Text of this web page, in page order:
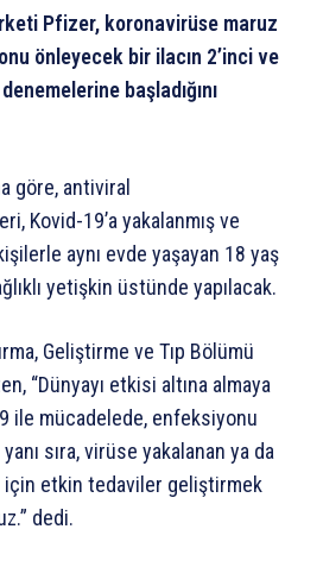
Pfizer, koronavirüse maruz
önleyecek bir ilacın 2’inci ve
başladığını
göre, antiviral
Kovid-19’a yakalanmış ve
aynı evde yaşayan 18 yaş
yetişkin üstünde yapılacak.
Geliştirme ve Tıp Bölümü
“Dünyayı etkisi altına almaya
ile mücadelede, enfeksiyonu
sıra, virüse yakalanan ya da
için etkin tedaviler geliştirmek
dedi.